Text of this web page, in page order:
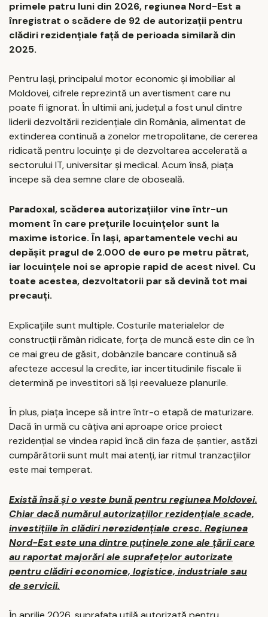
primele patru luni din 2026, regiunea Nord-Est a
înregistrat o scădere de 92 de autorizații pentru
clădiri rezidențiale față de perioada similară din
2025.
Pentru Iași, principalul motor economic și imobiliar al
Moldovei, cifrele reprezintă un avertisment care nu
poate fi ignorat. În ultimii ani, județul a fost unul dintre
liderii dezvoltării rezidențiale din România, alimentat de
extinderea continuă a zonelor metropolitane, de cererea
ridicată pentru locuințe și de dezvoltarea accelerată a
sectorului IT, universitar și medical. Acum însă, piața
începe să dea semne clare de oboseală.
Paradoxal, scăderea autorizațiilor vine într-un
moment în care prețurile locuințelor sunt la
maxime istorice. În Iași, apartamentele vechi au
depășit pragul de 2.000 de euro pe metru pătrat,
iar locuințele noi se apropie rapid de acest nivel. Cu
toate acestea, dezvoltatorii par să devină tot mai
precauți.
Explicațiile sunt multiple. Costurile materialelor de
construcții rămân ridicate, forța de muncă este din ce în
ce mai greu de găsit, dobânzile bancare continuă să
afecteze accesul la credite, iar incertitudinile fiscale îi
determină pe investitori să își reevalueze planurile.
În plus, piața începe să intre într-o etapă de maturizare.
Dacă în urmă cu câțiva ani aproape orice proiect
rezidențial se vindea rapid încă din faza de șantier, astăzi
cumpărătorii sunt mult mai atenți, iar ritmul tranzacțiilor
este mai temperat.
Există însă și o veste bună pentru regiunea Moldovei.
Chiar dacă numărul autorizațiilor rezidențiale scade,
investițiile în clădiri nerezidențiale cresc. Regiunea
Nord-Est este una dintre puținele zone ale țării care
au raportat majorări ale suprafețelor autorizate
pentru clădiri economice, logistice, industriale sau
de servicii.